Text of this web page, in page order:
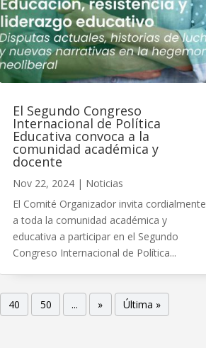
El Segundo Congreso
Internacional de Política
Educativa convoca a la
comunidad académica y
docente
Nov 22, 2024| Noticias
El Comité Organizador invita cordialmente
a toda la comunidad académica y
educativa a participar en el Segundo
Congreso Internacional de Política...
40 50 ... » Última »